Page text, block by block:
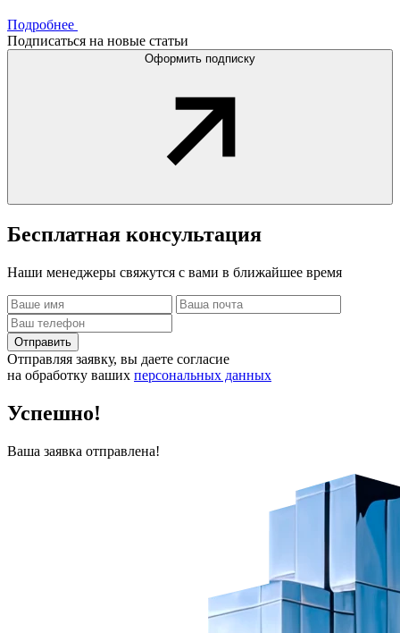
Подробнее
Подписаться на новые статьи
Оформить подписку
Бесплатная консультация
Наши менеджеры свяжутся с вами в ближайшее время
Отправить
Отправляя заявку, вы даете согласие
на обработку ваших персональных данных
Успешно!
Ваша заявка отправлена!